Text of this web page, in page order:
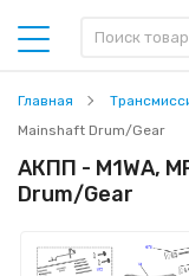
Главная
Mainshaft Drum/Gear
АКПП - M1WA,
Drum/Gear